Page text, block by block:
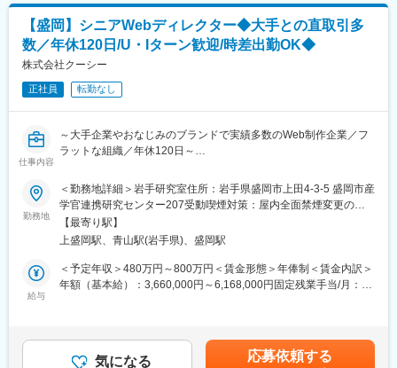
SUUMO：Webサービスサイト
ラクスル：Webサービスサイト、CI
岩手銀行：コーポレートサイト・アプリ ※IWATE ADC
Competition&Award受賞
◇制作実績：https://coosy.co.jp/work/
る方からの応募をお待ちしております。
■業務詳細：
◇Webサイト・アプリ設計、要件定義、運用
◇サーバ構築、DB設計
◇プロジェクトの推進、開発進行管理、アサイン管理
◇システム開発の領域における見積もり作成
◇開発チームのディレクション（オフショアチームも巻き込んだ
ディレクション）
◇クライアントとの折衝
◇開発プロジェクトの事例
◇コーポレートサイト
◇オウンドメディアサイト
◇ビジネスマッチングサービス
【制作実績】https://coosy.co.jp/work/
【盛岡】シニアWebディレクター◆大手との直取引多
数／年休120日/U・Iターン歓迎/時差出勤OK◆
株式会社クーシー
正社員 転勤なし
仕事内容
～大手企業やおなじみのブランドで実績多数のWeb制作企業／フ
ラットな組織／年休120日～
■業務内容：
『スタディサプリ』や『ラクスル』等のWebサービスの立ち上げ
や、『パーソルホールディングス』『freee』等の大手企業コーポ
レートサイトのリニューアルなど、様々なプロジェクトのディレ
クションをお任せします。
ディレクターとしてのミッションは、お客様の事業成功や課題解
決の実現です。デザイナーやエンジニア、プロデューサー、営
また、組織運営にも関与し、チームを牽引していただくことを期
待しています。
勤務地
＜勤務地詳細＞岩手研究室住所：岩手県盛岡市上田4-3-5 盛岡市産
学官連携研究センター207受動喫煙対策：屋内全面禁煙変更の範
囲：会社の定める範囲（双方合意のうえ他拠点へ異動の可能性が
ございますが、基本的にはありません）
【最寄り駅】
上盛岡駅、青山駅(岩手県)、盛岡駅
給与
＜予定年収＞480万円～800万円＜賃金形態＞年俸制＜賃金内訳＞
年額（基本給）：3,660,000円～6,168,000円固定残業手当/月：
給与補足＞■昇給：年2回（4月・10月）■賞与：実績賞与（9月／
業績による）※別途皆勤手当1万円／月の支給あり賃金はあくまで
気になる 応募依頼する